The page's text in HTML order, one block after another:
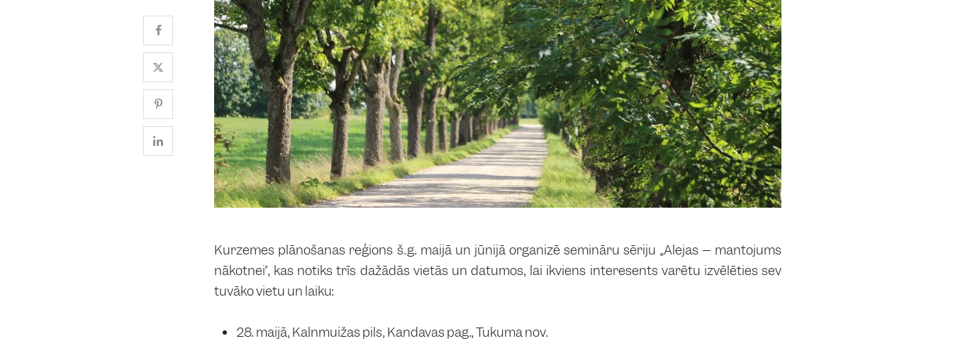
Kurzemes plānošanas reģions š.g. maijā un jūnijā organizē semināru sēriju „Alejas – mantojums
nākotnei”, kas notiks trīs dažādās vietās un datumos, lai ikviens interesents varētu izvēlēties sev
tuvāko vietu un laiku:
28. maijā, Kalnmuižas pils, Kandavas pag., Tukuma nov.